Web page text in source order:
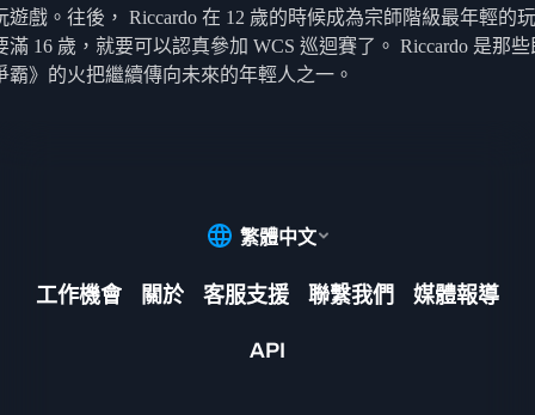
遊戲。往後， Riccardo 在 12 歲的時候成為宗師階級最年輕的
滿 16 歲，就要可以認真參加 WCS 巡迴賽了。 Riccardo 是那
霸》的火把繼續傳向未來的年輕人之一。